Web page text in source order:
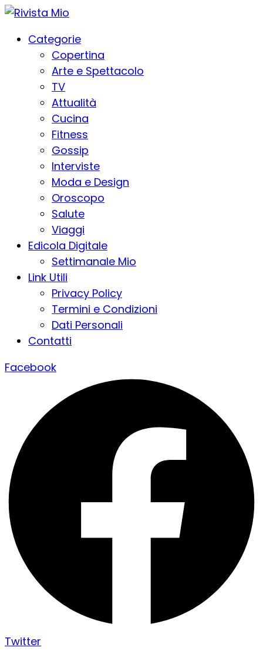
Categorie
Copertina
Arte e Spettacolo
TV
Attualità
Cucina
Fitness
Gossip
Interviste
Moda e Design
Oroscopo
Salute
Viaggi
Edicola Digitale
Settimanale Mio
Link Utili
Privacy Policy
Termini e Condizioni
Dati Personali
Contatti
Facebook
Twitter